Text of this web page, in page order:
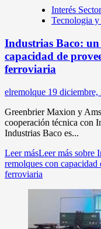
Interés
Tecnologia
Industrias Baco:
capacidad de
ferroviaria
elremolque 19 diciembre,
Greenbrier Maxion y
cooperación técnica con
Industrias Baco es...
Leer másLeer más sobre
remolques con
ferroviaria